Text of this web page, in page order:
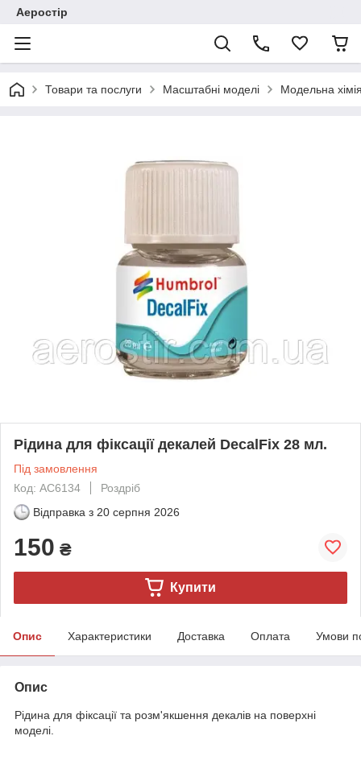
Аеростір
Товари та послуги Масштабні моделі Модельна
Рідина для фіксації декалей DecalFix 28 мл.
Під замовлення
Код: AC6134
Роздріб
Відправка з 20 серпня 2026
150 ₴
Купити
Опис Характеристики Доставка Оплата Умови
Опис
Рідина для фіксації та розм'якшення декалів на поверхні
моделі.